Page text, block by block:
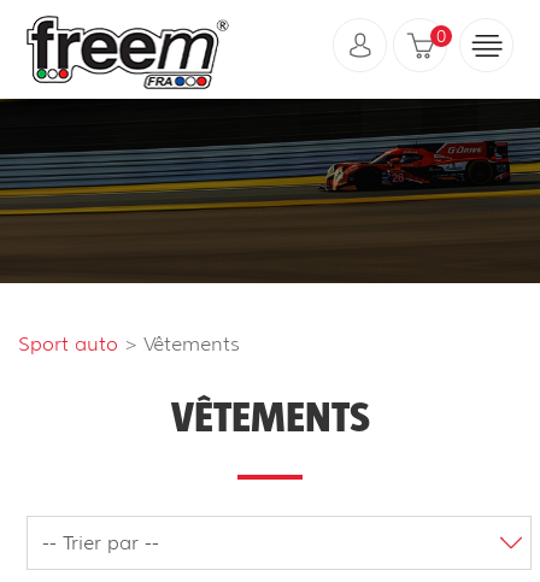
0
Sport auto > Vêtements
VÊTEMENTS